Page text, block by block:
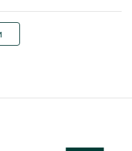
зупинили